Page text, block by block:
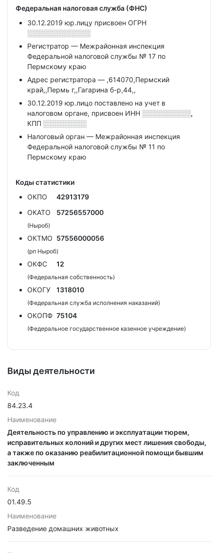
Федеральная налоговая служба (ФНС)
30.12.2019 юр.лицу присвоен ОГРН
░░░░░░░░░░░░░
Регистратор — Межрайонная инспекция
Федеральной налоговой службы № 17 по
Пермскому краю
Адрес регистратора — ,614070,Пермский
край,,Пермь г,,Гагарина б-р,44,,
30.12.2019 юр.лицо поставлено на учет в
налоговом органе, присвоен ИНН ░░░░░░░░░░,
КПП ░░░░░░░░░
Налоговый орган — Межрайонная инспекция
Федеральной налоговой службы № 11 по
Пермскому краю
Коды статистики
ОКПО
42913179
ОКАТО
57256557000
(Ныроб)
ОКТМО 57556000056
(рп Ныроб)
ОКФС 12
(Федеральная собственность)
ОКОГУ 1318010
(Федеральная служба исполнения наказаний)
ОКОПФ 75104
(Федеральное государственное казенное учреждение)
Виды деятельности
Код
84.23.4
Наименование
Деятельность по управлению и эксплуатации тюрем,
исправительных колоний и других мест лишения свободы,
а также по оказанию реабилитационной помощи бывшим
заключенным
Код
01.49.5
Наименование
Разведение домашних животных